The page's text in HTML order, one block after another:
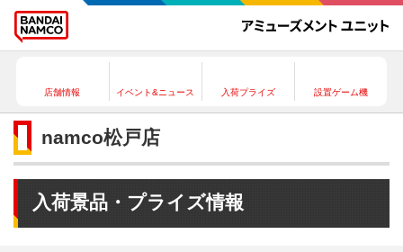
店舗情報 イベント&ニュース 入荷プライズ 設置ゲーム機
namco松戸店
入荷景品・プライズ情報